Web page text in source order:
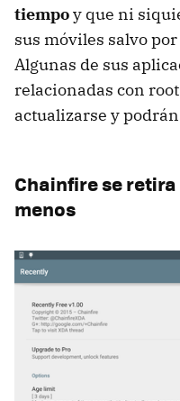
tiempoy que ni
sus móviles salvo
Algunas de sus
relacionadas con
actualizarse y
Chainfire se
menos